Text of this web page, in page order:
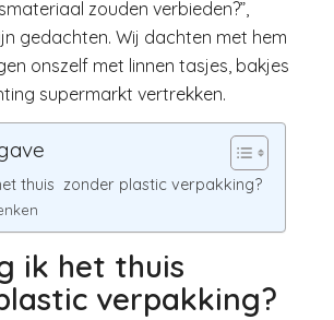
zouden verbieden?”,
gedachten. Wij dachten met hem
onszelf met linnen tasjes, bakjes
supermarkt vertrekken.
thuis zonder plastic verpakking?
ik het thuis
verpakking?